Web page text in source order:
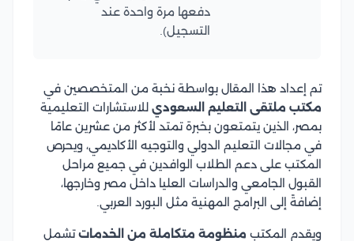
دفعها مرة واحدة عند
التسجيل).
تم إعداد هذا المقال بواسطة نخبة من المتخصصين في
مكتب ملتقى التعليم السعودي للاستشارات التعليمية
بمصر، الذين يتمتعون بخبرة تمتد لأكثر من عشرين عامًا
في مجالات التعليم الدولي والتوجيه الأكاديمي، ويحرص
المكتب على دعم الطلاب الوافدين في جميع مراحل
القبول الجامعي والدراسات العليا داخل مصر وخارجها،
إضافةً إلى البرامج المهنية مثل البورد العربي.
ويقدم المكتب منظومة متكاملة من الخدماتتشمل